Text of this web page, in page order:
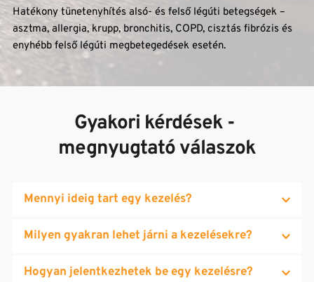
Hatékony tünetenyhítés alsó- és felső légúti betegségek –
asztma, allergia, krupp, bronchitis, COPD, cisztás fibrózis és
enyhébb felső légúti megbetegedések esetén.
Gyakori kérdések -
megnyugtató válaszok
Mennyi ideig tart egy kezelés?
Egy kezelés alkalmával a felnőttek egy órát töltenek a
kezelőben. Gyermekeknél a kezelési idő 45 perc. Kúra
esetén javallott, hogy az egyes alkalmak között ne teljen el
Milyen gyakran lehet járni a kezelésekre?
Lehetőség van a napi kétszeri kezelésre is, amennyiben a
Hogyan jelentkezhetek be egy kezelésre?